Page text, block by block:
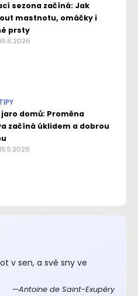
sezona začíná: Jak
mastnotu, omáčky i
prsty
16.6.2026
domů: Proměna
začíná úklidem a dobrou
16.5.2026
v sen, a své sny ve
Antoine de Saint-Exupéry